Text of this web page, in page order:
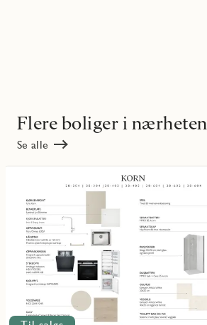
Flere boliger i nærheten
Se alle
objekt
H0304